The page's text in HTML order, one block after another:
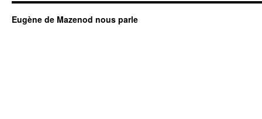
Eugène de Mazenod nous parle